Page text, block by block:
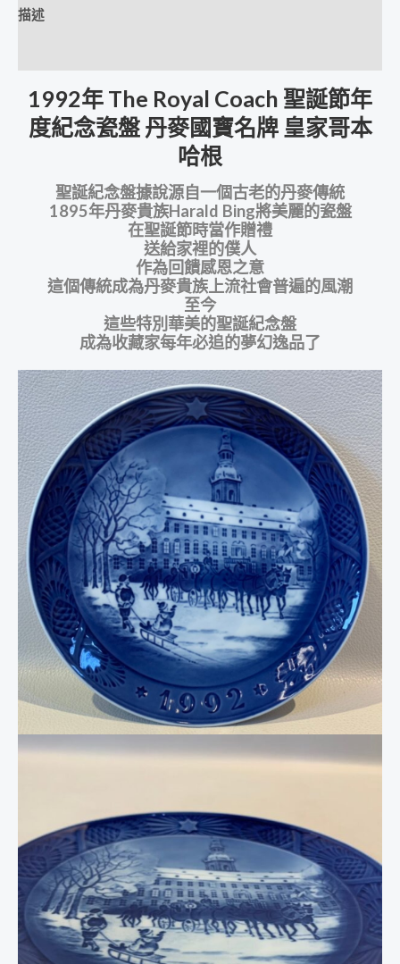
描述
1992年 The Royal Coach 聖誕節年
度紀念瓷盤 丹麥國寶名牌 皇家哥本
哈根
聖誕紀念盤據說源自一個古老的丹麥傳統
1895年丹麥貴族Harald Bing將美麗的瓷盤
在聖誕節時當作贈禮
送給家裡的僕人
作為回饋感恩之意
這個傳統成為丹麥貴族上流社會普遍的風潮
至今
這些特別華美的聖誕紀念盤
成為收藏家每年必追的夢幻逸品了